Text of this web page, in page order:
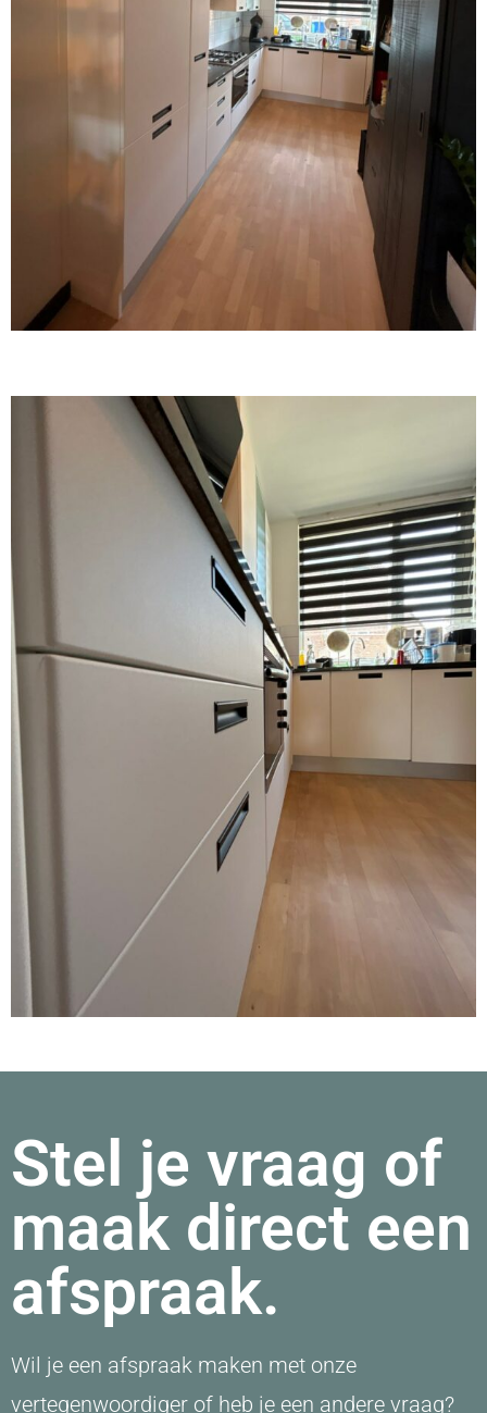
Stel je vraag of
maak direct een
afspraak.
Wil je een afspraak maken met onze
vertegenwoordiger of heb je een andere vraag?